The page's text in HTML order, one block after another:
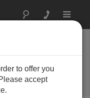
Toggle
to offer you
accept